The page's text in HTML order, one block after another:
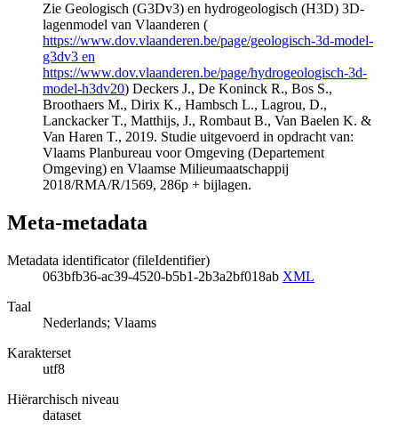
Zie Geologisch (G3Dv3) en hydrogeologisch (H3D) 3D-
lagenmodel van Vlaanderen (
https://www.dov.vlaanderen.be/page/geologisch-3d-model-
g3dv3 en
https://www.dov.vlaanderen.be/page/hydrogeologisch-3d-
model-h3dv20) Deckers J., De Koninck R., Bos S.,
Broothaers M., Dirix K., Hambsch L., Lagrou, D.,
Lanckacker T., Matthijs, J., Rombaut B., Van Baelen K. &
Van Haren T., 2019. Studie uitgevoerd in opdracht van:
Vlaams Planbureau voor Omgeving (Departement
Omgeving) en Vlaamse Milieumaatschappij
2018/RMA/R/1569, 286p + bijlagen.
Meta-metadata
Metadata identificator (fileIdentifier)
063bfb36-ac39-4520-b5b1-2b3a2bf018ab XML
Taal
Nederlands; Vlaams
Karakterset
utf8
Hiërarchisch niveau
dataset